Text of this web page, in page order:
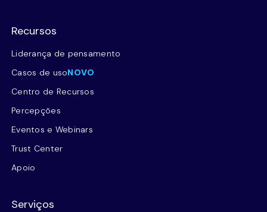
Recursos
Liderança de pensamento
Casos de usoNOVO
Centro de Recursos
Percepções
Eventos e Webinars
Trust Center
Apoio
Serviços